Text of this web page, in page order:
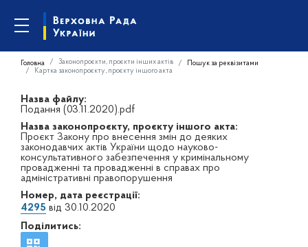
Головна Законопроєкти, проєкти інших актів
Пошук за реквізитами
Картка законопроєкту, проєкту іншого акта
Назва файлу:
Подання (03.11.2020).pdf
Назва законопроєкту, проєкту іншого акта:
Проєкт Закону про внесення змін до деяких
законодавчих актів України щодо науково-
консультативного забезпечення у кримінальному
провадженні та провадженні в справах про
адміністративні правопорушення
Номер, дата реєстрації:
4295 від 30.10.2020
Поділитись: